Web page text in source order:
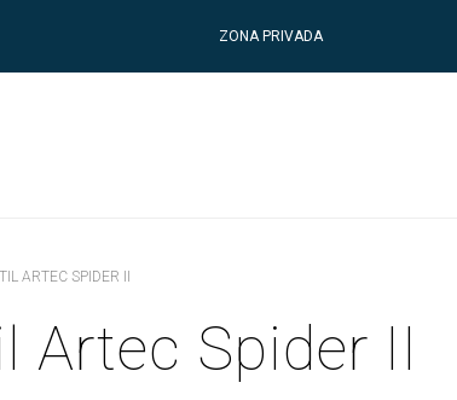
ZONA PRIVADA
ARTEC SPIDER II
Artec Spider II